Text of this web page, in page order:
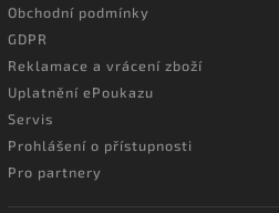
Obchodní podmínky
GDPR
Reklamace a vrácení zboží
Uplatnění ePoukazu
Servis
Prohlášení o přístupnosti
Pro partnery